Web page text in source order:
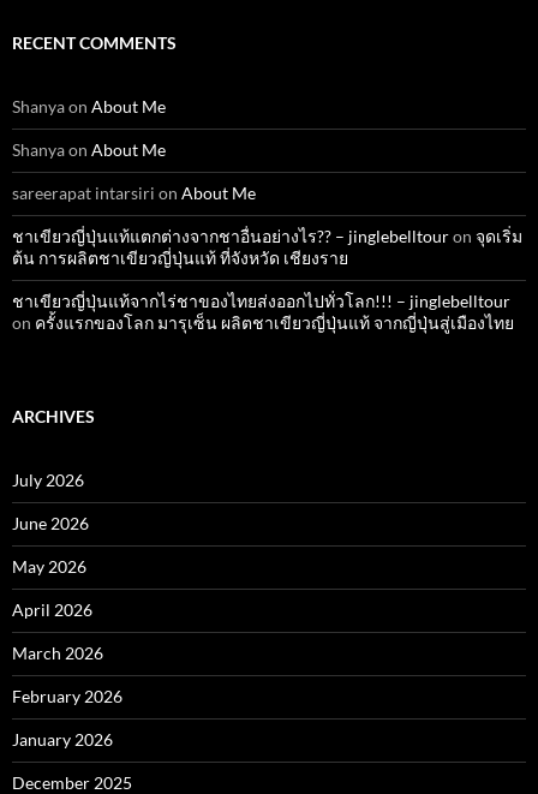
RECENT COMMENTS
Shanyaon About Me
Shanyaon About Me
sareerapat intarsiri on About Me
ชาเขียวญี่ปุ่นแท้แตกต่างจากชาอื่นอย่างไร?? – jinglebelltouron จุดเริ่ม
ต้น การผลิตชาเขียวญี่ปุ่นแท้ ที่จังหวัด เชียงราย
ชาเขียวญี่ปุ่นแท้จากไร่ชาของไทยส่งออกไปทั่วโลก!!! – jinglebelltour
on ครั้งแรกของโลก มารุเซ็น ผลิตชาเขียวญี่ปุ่นแท้ จากญี่ปุ่นสู่เมืองไทย
ARCHIVES
July 2026
June 2026
May 2026
April 2026
March 2026
February 2026
January 2026
December 2025